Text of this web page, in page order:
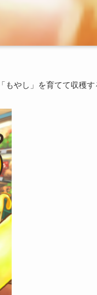
やし」を育てて収穫す